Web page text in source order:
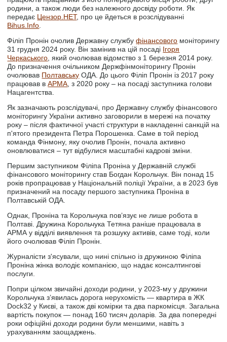
родини, а також люди без належного досвіду роботи. Як
передає Цензор.НЕТ, про це йдеться в розслідуванні
Bihus.Info
Філіп Пронін очолив Державну службуфінансового моніторингу
31 грудня 2024 року. Він замінив на цій посаді Ігоря
Черкаського , який очолював відомство з 1 березня 2014 року.
До призначення очільником Держфінмоніторингу Пронін
очолював Полтавську ОДА. До цього Філіп Пронін із 2017 року
працював вАРМА , з 2020 року – на посаді заступника голови
Нацагентства.
Як зазначають розслідувачі, про Державну службу фінансового
моніторингу України активно заговорили в мережі на початку
року – після фактичної участі структури в накладенні санкцій на
п'ятого президента Петра Порошенка. Саме в той період
команда Фінмону, яку очолив Пронін, почала активно
оновлюватися – тут відбулися масштабні кадрові зміни.
Першим заступником Філіпа Проніна у Державній службі
фінансового моніторингу став Богдан Корольчук. Він понад 15
років пропрацював у Національній поліції України, а в 2023 був
призначений на посаду першого заступника Проніна в
Полтавській ОДА.
Однак, Проніна та Корольчука пов’язує не лише робота в
Полтаві. Дружина Корольчука Тетяна раніше працювала в
АРМА у відділі виявлення та розшуку активів, саме тоді, коли
його очолював Філіп Пронін.
Журналісти з'ясували, що нині спільно із дружиною Філіпа
Проніна жінка володіє компанією, що надає консалтингові
послуги.
Попри цілком звичайні доходи родини, у 2023-му у дружини
Корольчука з’явилась дорога нерухомість — квартира в ЖК
Dock32 у Києві, а також дві комірки та два паркомісця. Загальна
вартість покупок — понад 160 тисяч доларів. За два попередні
роки офіційні доходи родини були меншими, навіть з
урахуванням заощаджень.